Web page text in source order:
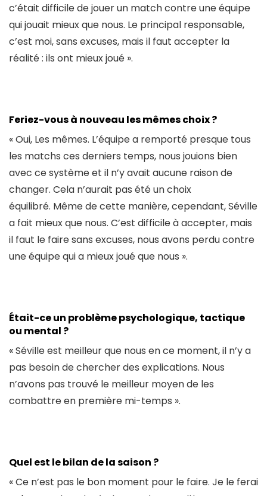
c’était difficile de jouer un match contre une équipe
qui jouait mieux que nous. Le principal responsable,
c’est moi, sans excuses, mais il faut accepter la
réalité : ils ont mieux joué ».
Feriez-vous à nouveau les mêmes choix ?
« Oui, Les mêmes. L’équipe a remporté presque tous
les matchs ces derniers temps, nous jouions bien
avec ce système et il n’y avait aucune raison de
changer. Cela n’aurait pas été un choix
équilibré. Même de cette manière, cependant, Séville
a fait mieux que nous. C’est difficile à accepter, mais
il faut le faire sans excuses, nous avons perdu contre
une équipe qui a mieux joué que nous ».
Était-ce un problème psychologique, tactique
ou mental ?
« Séville est meilleur que nous en ce moment, il n’y a
pas besoin de chercher des explications. Nous
n’avons pas trouvé le meilleur moyen de les
combattre en première mi-temps ».
Quel est le bilan de la saison ?
« Ce n’est pas le bon moment pour le faire. Je le ferai